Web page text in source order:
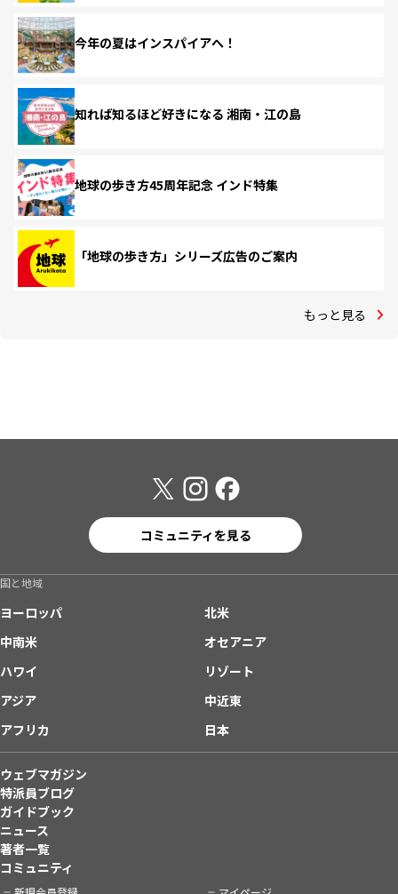
今年の夏はインスパイアへ！
知れば知るほど好きになる 湘南・江の島
地球の歩き方45周年記念 インド特集
「地球の歩き方」シリーズ広告のご案内
もっと見る
コミュニティを見る
国と地域
ヨーロッパ
北米
中南米
オセアニア
ハワイ
リゾート
アジア
中近東
アフリカ
日本
ウェブマガジン
特派員ブログ
ガイドブック
ニュース
著者一覧
コミュニティ